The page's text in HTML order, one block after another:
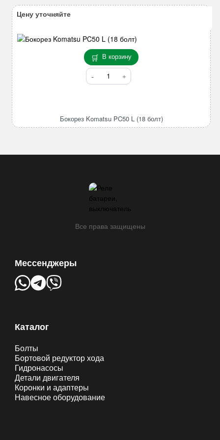
В корзину
Количество
товара
L
Бокорез Komatsu PC50 L (18 болт)
Цену уточняйте
Все права защищены
Мессенджеры
Каталог
Болты
Бортовой редуктор хода
Гидронасосы
Детали двигателя
Коронки и адаптеры
Навесное оборудование